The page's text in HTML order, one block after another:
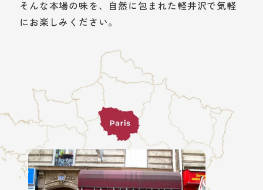
そんな本場の味を、自然に包まれた軽井沢で気軽
にお楽しみください。